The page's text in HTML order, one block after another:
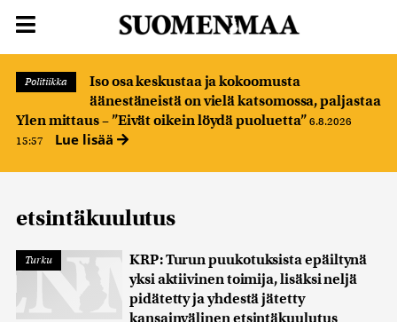
Politiikka
Iso osa keskustaa ja kokoomusta
äänestäneistä on vielä katsomossa, paljastaa
Ylen mittaus – ”Eivät oikein löydä puoluetta” 6.8.2026
15:57
Lue lisää
etsintäkuulutus
Turku
KRP: Turun puukotuksista epäiltynä
yksi aktiivinen toimija, lisäksi neljä
pidätetty ja yhdestä jätetty